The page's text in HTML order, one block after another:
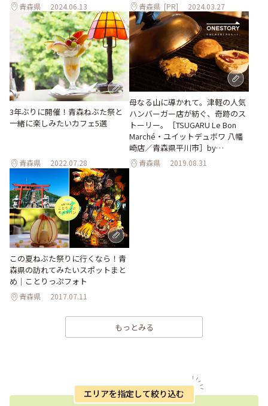
青森県 2024.06.13 青森県 [PR] 2024.03.27
3年ぶりに開催！青森ねぶた祭と
一緒に楽しみたいカフェ5選
青森県 2022.07.28
母なる山に導かれて。津軽の人気
ハンバーガー店が紡ぐ、奇跡のス
トーリー。［TSUGARU Le Bon
Marché・ユイットデュボワ 八幡
崎店／青森県平川市］by
ONESTORY
青森県 2019.08.31
この夏ねぶた祭りに行くなら！青
森県の訪れてみたいスポットまと
め｜ことりっぷフォト
青森県 2017.07.11
もっとみる
エリアを指定して絞り込む